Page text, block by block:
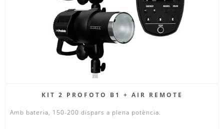
KIT 2 PROFOTO B1 + AIR REMOTE
Amb bateria, 150-200 dispars a plena potència.